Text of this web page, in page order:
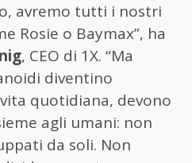
avremo tutti i nostri
Rosie o Baymax”, ha
, CEO di 1X. “Ma
diventino
quotidiana, devono
agli umani: non
da soli. Non